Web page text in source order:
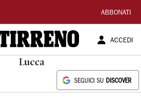
ABBONATI
ACCEDI
Lucca
SEGUICI SU DISCOVER